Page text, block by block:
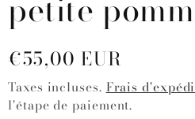
petite
Prix
habituel
€55,00 EUR
Taxes incluses. Frais
l'étape de paiement.